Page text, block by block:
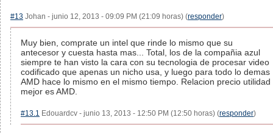
#13 Johan - junio 12, 2013 - 09:09 PM (21:09 horas) (responder)
Muy bien, comprate un intel que rinde lo mismo que su
antecesor y cuesta hasta mas... Total, los de la compañia azul
siempre te han visto la cara con su tecnologia de procesar video
codificado que apenas un nicho usa, y luego para todo lo demas
AMD hace lo mismo en el mismo tiempo. Relacion precio utilidad
mejor es AMD.
#13.1 Edouardcv - junio 13, 2013 - 12:50 PM (12:50 horas) (responder)